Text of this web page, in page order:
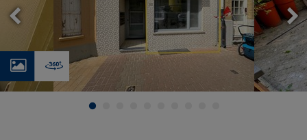
Foto's Virtual